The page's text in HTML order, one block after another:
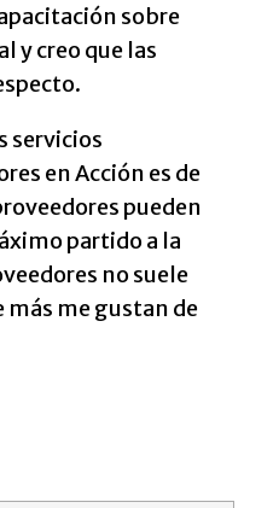
sobre
y creo que las
servicios
en Acción es de
pueden
partido a la
no suele
más me gustan de